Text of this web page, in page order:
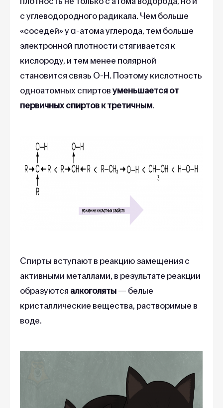
с углеводородного радикала. Чем больше
«соседей» у ɑ-атома углерода, тем больше
электронной плотности стягивается к
кислороду, и тем менее полярной
становится связь O-H. Поэтому кислотность
одноатомных спиртовуменьшается от
первичных спиртов к третичным.
Спирты вступают в реакцию замещения с
активными металлами, в результате реакции
образуются алкоголяты— белые
кристаллические вещества, растворимые в
воде.